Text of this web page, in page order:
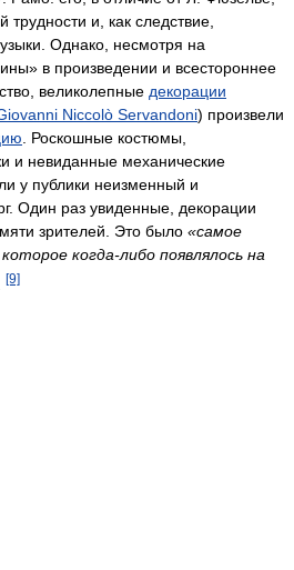
и, как следствие,
Однако, несмотря на
в произведении и всестороннее
великолепные декорации
Niccolò Servandoni) произвели
. Роскошные костюмы,
и невиданные механические
у публики неизменный и
Один раз увиденные, декорации
зрителей. Это было «самое
когда-либо появлялось на
[9]